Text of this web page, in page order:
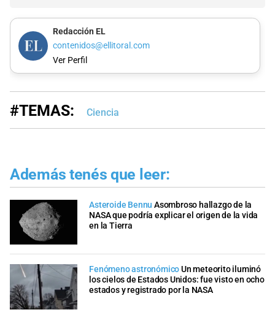
Redacción EL
contenidos@ellitoral.com
Ver Perfil
#TEMAS: Ciencia
Además tenés que leer:
Asteroide Bennu Asombroso hallazgo de la
NASA que podría explicar el origen de la vida
en la Tierra
Fenómeno astronómicoUn meteorito iluminó
los cielos de Estados Unidos: fue visto en ocho
estados y registrado por la NASA